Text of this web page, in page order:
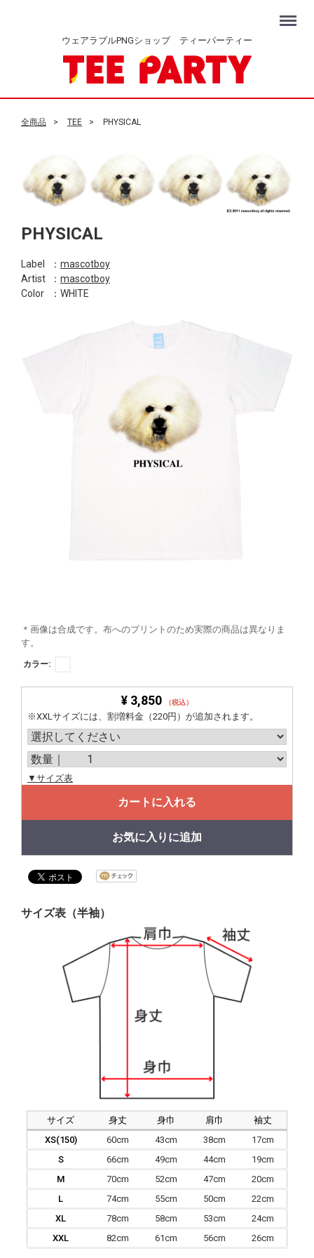
ウェアラブルPNGショップ ティーパーティー
Menu
全商品 TEE PHYSICAL
PHYSICAL
Label ： mascotboy
Artist
： mascotboy
Color
：WHITE
＊画像は合成です。布へのプリントのため実際の商品は異なりま
す。
カラー:
¥ 3,850 （税込）
※XXLサイズには、割増料金（220円）が追加されます。
▼サイズ表
カートに入れる
お気に入りに追加
サイズ表（半袖）
サイズ 身丈 身巾 肩巾
袖丈
XS(150)
60cm 43cm 38cm
17cm
S
66cm 49cm 44cm
19cm
M
70cm 52cm 47cm
20cm
L
74cm 55cm 50cm
22cm
XL
78cm 58cm 53cm
24cm
XXL
82cm 61cm 56cm 26cm